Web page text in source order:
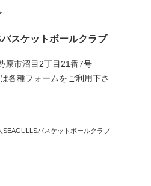
スケットボールクラブ
原市沼目2丁目21番7号
各種フォームをご利用下さ
バスケットボールクラブ